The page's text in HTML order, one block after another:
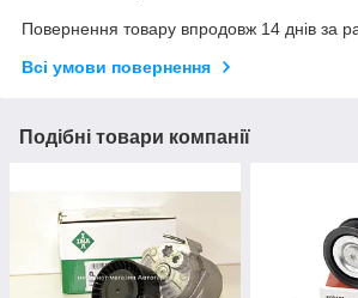
Повернення товару впродовж 14 днів за
Всі умови повернення
Подібні товари компанії